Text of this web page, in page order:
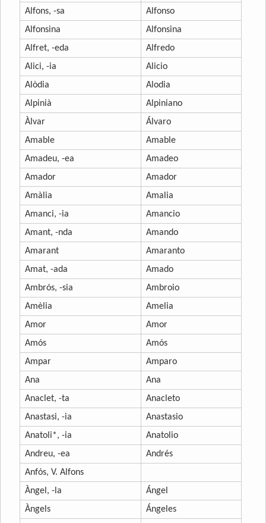
Alfons, -sa
Alfonso
Alfonsina
Alfonsina
Alfret, -eda
Alfredo
Alici, -ia
Alicio
Alòdia
Alodia
Alpinià
Alpiniano
Àlvar
Álvaro
Amable
Amable
Amadeu, -ea
Amadeo
Amador
Amador
Amàlia
Amalia
Amanci, -ia
Amancio
Amant, -nda
Amando
Amarant
Amaranto
Amat, -ada
Amado
Ambrós, -sia
Ambroio
Amèlia
Amelia
Amor
Amor
Amós
Amós
Ampar
Amparo
Ana
Ana
Anaclet, -ta
Anacleto
Anastasi, -ia
Anastasio
Anatoli*, -ia
Anatolio
Andreu, -ea
Andrés
Anfós, V. Alfons
Àngel, -la
Ángel
Àngels
Ángeles